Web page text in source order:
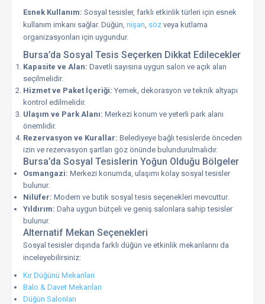
Esnek Kullanım: Sosyal tesisler, farklı etkinlik türleri için esnek
kullanım imkanı sağlar. Düğün, nişan, sözveya kutlama
organizasyonları için uygundur.
Bursa’da Sosyal Tesis Seçerken Dikkat Edilecekler
Kapasite ve Alan: Davetli sayısına uygun salon ve açık alan
seçilmelidir.
Hizmet ve Paket İçeriği: Yemek, dekorasyon ve teknik altyapı
kontrol edilmelidir.
Ulaşım ve Park Alanı: Merkezi konum ve yeterli park alanı
önemlidir.
Rezervasyon ve Kurallar: Belediyeye bağlı tesislerde önceden
izin ve rezervasyon şartları göz önünde bulundurulmalıdır.
Bursa’da Sosyal Tesislerin Yoğun Olduğu Bölgeler
Osmangazi: Merkezi konumda, ulaşımı kolay sosyal tesisler
bulunur.
Nilüfer: Modern ve butik sosyal tesis seçenekleri mevcuttur.
Yıldırım: Daha uygun bütçeli ve geniş salonlara sahip tesisler
bulunur.
Alternatif Mekan Seçenekleri
Sosyal tesisler dışında farklı düğün ve etkinlik mekanlarını da
inceleyebilirsiniz:
Kır Düğünü Mekanları
Balo & Davet Mekanları
Düğün Salonları